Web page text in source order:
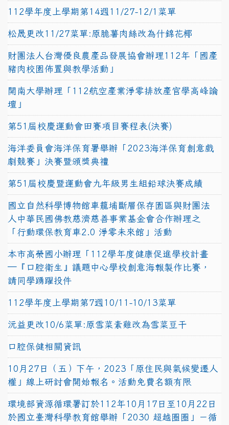
112學年度上學期第14週11/27-12/1菜單
松晟更改11/27菜單:原脆薯肉絲改為什錦花椰
財團法人台灣優良農產品發展協會辦理112年「國產
豬肉校園佈置與教學活動」
開南大學辦理「112航空產業淨零排放產官學高峰論
壇」
第51屆校慶運動會田賽項目賽程表(決賽)
海洋委員會海洋保育署舉辦「2023海洋保育創意戲
劇競賽」決賽暨頒獎典禮
第51屆校慶暨運動會九年級男生組鉛球決賽成績
國立自然科學博物館車籠埔斷層保存園區與財團法
人中華民國佛教慈濟慈善事業基金會合作辦理之
「行動環保教育車2.0 淨零未來館」活動
本市高榮國小辦理「112學年度健康促進學校計畫
─『口腔衛生』議題中心學校創意海報製作比賽，
請同學踴躍投件
112學年度上學期第7週10/11-10/13菜單
沅益更改10/6菜單:原雪菜素雞改為雪菜豆干
口腔保健相關資訊
10月27日（五）下午，2023「原住民與氣候變遷人
權」線上研討會開始報名。活動免費名額有限
環境部資源循環署訂於112年10月17日至10月22日
於國立臺灣科學教育館舉辦「2030 超越圈圈」－循